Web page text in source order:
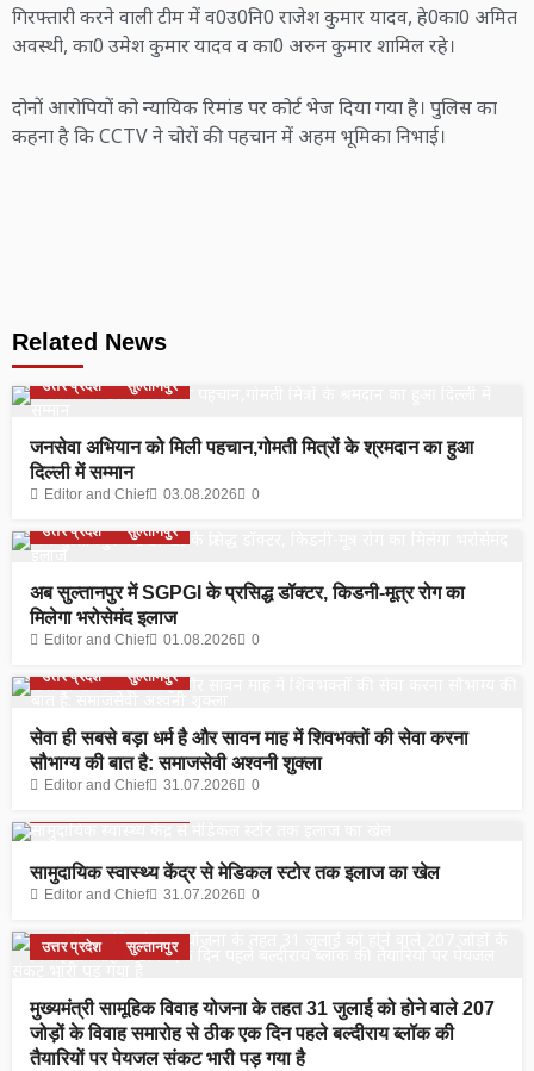
गिरफ्तारी करने वाली टीम में व0उ0नि0 राजेश कुमार यादव, हे0का0 अमित
अवस्थी, का0 उमेश कुमार यादव व का0 अरुन कुमार शामिल रहे।
दोनों आरोपियों को न्यायिक रिमांड पर कोर्ट भेज दिया गया है। पुलिस का
कहना है कि CCTV ने चोरों की पहचान में अहम भूमिका निभाई।
Related News
उत्तर प्रदेश सुल्तानपुर
जनसेवा अभियान को मिली पहचान,गोमती मित्रों के श्रमदान का हुआ
दिल्ली में सम्मान
Editor and Chief 03.08.2026 0
उत्तर प्रदेश सुल्तानपुर
अब सुल्तानपुर में SGPGI के प्रसिद्ध डॉक्टर, किडनी-मूत्र रोग का
मिलेगा भरोसेमंद इलाज
Editor and Chief 01.08.2026 0
उत्तर प्रदेश सुल्तानपुर
सेवा ही सबसे बड़ा धर्म है और सावन माह में शिवभक्तों की सेवा करना
सौभाग्य की बात है: समाजसेवी अश्वनी शुक्ला
Editor and Chief 31.07.2026
0
सामुदायिक स्वास्थ्य केंद्र से मेडिकल स्टोर तक इलाज का खेल
Editor and Chief 31.07.2026 0
उत्तर प्रदेश सुल्तानपुर
मुख्यमंत्री सामूहिक विवाह योजना के तहत 31 जुलाई को होने वाले 207
जोड़ों के विवाह समारोह से ठीक एक दिन पहले बल्दीराय ब्लॉक की
तैयारियों पर पेयजल संकट भारी पड़ गया है